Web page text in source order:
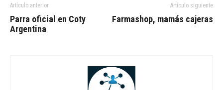
Artículo anterior
Parra oficial en Coty
Argentina
Artículo siguiente
Farmashop, mamás cajeras